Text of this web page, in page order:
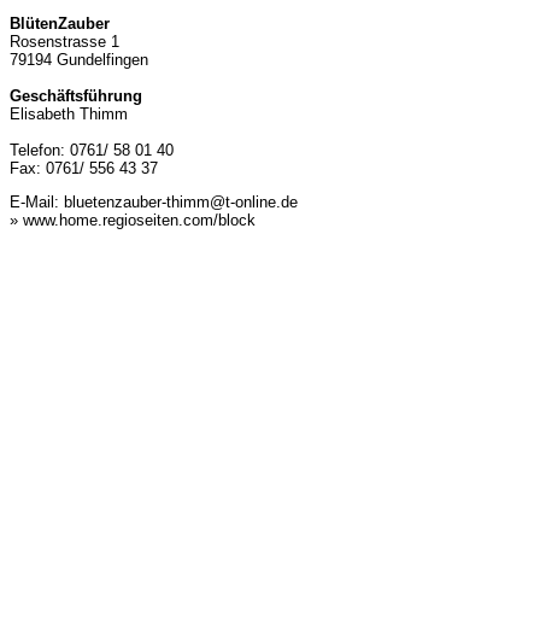
BlütenZauber
Rosenstrasse 1
79194 Gundelfingen
Geschäftsführung
Elisabeth Thimm
Telefon: 0761/ 58 01 40
Fax: 0761/ 556 43 37
E-Mail: bluetenzauber-thimm@t-online.de
» www.home.regioseiten.com/block